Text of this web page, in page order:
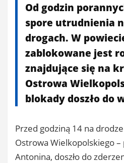
Od godzin
spore utrudnienia
drogach. W
zablokowane jest
znajdujące się na
Ostrowa
blokady doszło do
Przed godziną 14 na
Ostrowa Wielkopolskiego –
Antonina, doszło do